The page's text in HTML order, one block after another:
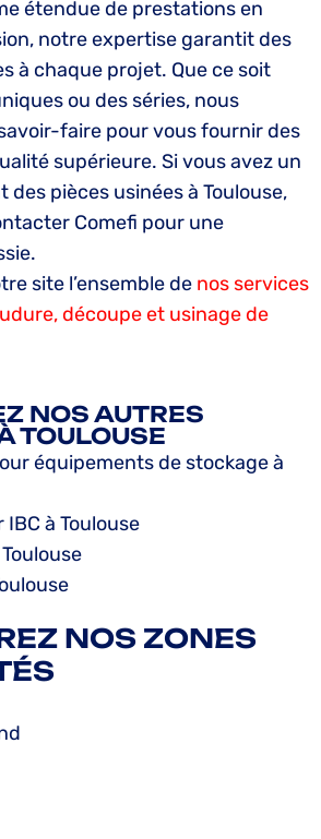
étendue de prestations en
notre expertise garantit des
à chaque projet. Que ce soit
ou des séries, nous
faire pour vous fournir des
supérieure. Si vous avez un
pièces usinées à Toulouse,
Comefi pour une
site l’ensemble de nos services
découpe et usinage de
NOS AUTRES
TOULOUSE
équipements de stockage à
à Toulouse
NOS ZONES